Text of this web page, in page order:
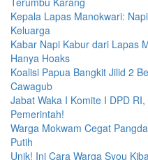
Kepala Lapas Manokwari:
Keluarga
Kabar Napi Kabur dari Lapas
Hanya Hoaks
Koalisi Papua Bangkit Jilid 2
Cawagub
Jabat Waka I Komite I DPD
Pemerintah!
Warga Mokwam Cegat
Putih
Unik! Ini Cara Warga Syou